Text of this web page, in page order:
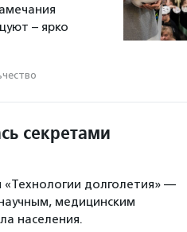
– ярко
секретами
долголетия» —
медицинским
населения.